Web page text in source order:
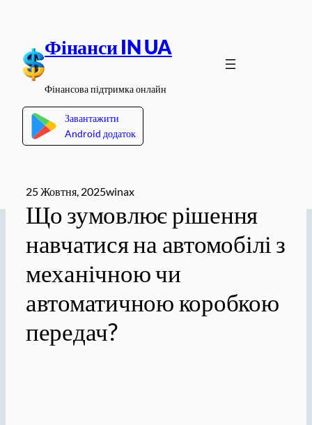
вмісту
Фінанси IN UA
Фінансова підтримка онлайн
Завантажити
Android додаток
25 Жовтня, 2025winax
Що зумовлює рішення
навчатися на автомобілі з
механічною чи
автоматичною коробкою
передач?